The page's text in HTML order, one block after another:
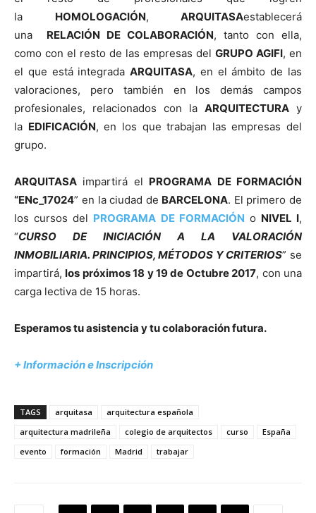
la HOMOLOGACIÓN, ARQUITASAestablecerá
una RELACIÓN DE COLABORACIÓN, tanto con ella,
como con el resto de las empresas del GRUPO AGIFI, en
el que está integradaARQUITASA, en el ámbito de las
valoraciones, pero también en los demás campos
profesionales, relacionados con la ARQUITECTURA y
la EDIFICACIÓN, en los que trabajan las empresas del
grupo.
ARQUITASA impartirá el PROGRAMA DE FORMACIÓN
“ENc_17024” en la ciudad de BARCELONA. El primero de
los cursos del PROGRAMA DE FORMACIÓN o NIVEL I,
“CURSO DE INICIACIÓN A LA VALORACIÓN
INMOBILIARIA. PRINCIPIOS, MÉTODOS Y CRITERIOS” se
impartirá,los próximos 18 y 19 de Octubre 2017, con una
carga lectiva de 15 horas.
Esperamos tu asistencia y tu colaboración futura.
+ InformacióneInscripción
TAGS arquitasa
arquitectura española
arquitectura madrileña
colegio de arquitectos curso
España
evento
formación Madrid trabajar